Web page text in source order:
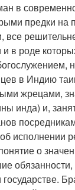
в
предки на
все
в роде
в Индию
жрецами,
инда) и,
исполнении
о